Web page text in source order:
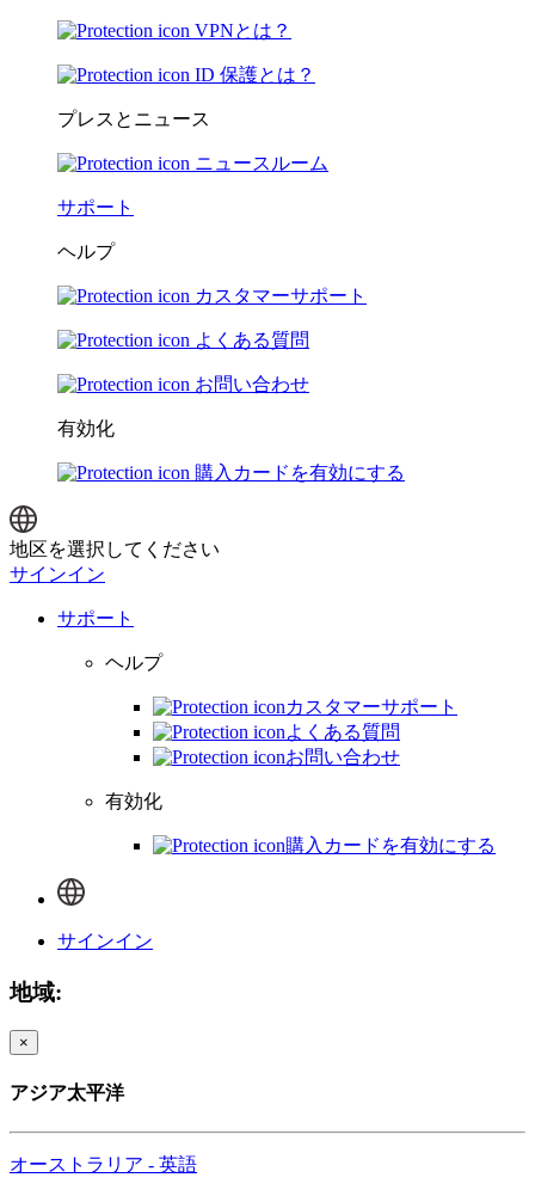
VPNとは？
ID 保護とは？
プレスとニュース
ニュースルーム
サポート
ヘルプ
カスタマーサポート
よくある質問
お問い合わせ
有効化
購入カードを有効にする
地区を選択してください
サインイン
サポート
ヘルプ
カスタマーサポート
よくある質問
お問い合わせ
有効化
購入カードを有効にする
サインイン
地域:
×
アジア太平洋
オーストラリア - 英語